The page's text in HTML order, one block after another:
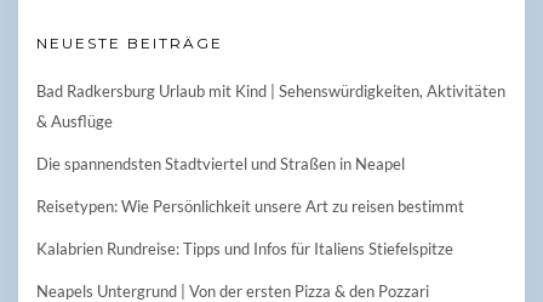
NEUESTE BEITRÄGE
Bad Radkersburg Urlaub mit Kind | Sehenswürdigkeiten, Aktivitäten
& Ausflüge
Die spannendsten Stadtviertel und Straßen in Neapel
Reisetypen: Wie Persönlichkeit unsere Art zu reisen bestimmt
Kalabrien Rundreise: Tipps und Infos für Italiens Stiefelspitze
Neapels Untergrund | Von der ersten Pizza & den Pozzari